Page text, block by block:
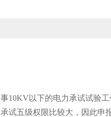
以下的电力承试试验工
试五级权限比较大，因此申